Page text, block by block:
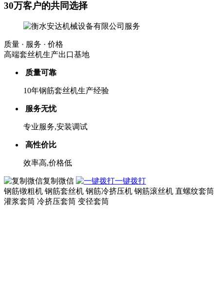
30万客户的共同选择
质量 · 服务 · 价格
高端套丝机生产出口基地
质量可靠
10年钢筋套丝机生产经验
服务无忧
专业服务,安装调试
高性价比
效率高,价格低
复制微信
一键拨打
钢筋镦粗机 钢筋套丝机 钢筋冷挤压机 钢筋滚丝机 直螺纹套筒
灌浆套筒 冷挤压套筒 变径套筒